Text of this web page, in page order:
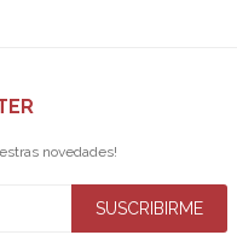
novedades!
SUSCRIBIRME